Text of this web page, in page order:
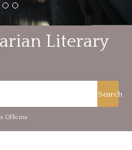
Literary
Search
Officina